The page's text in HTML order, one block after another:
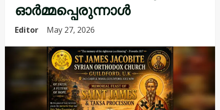
ഓർമ്മപ്പെരുന്നാൾ
Editor May 27, 2026